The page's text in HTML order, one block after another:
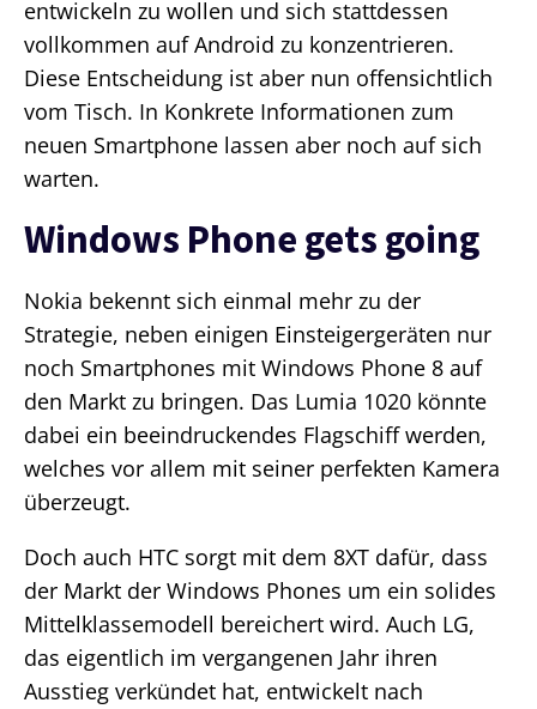
entwickeln zu wollen und sich stattdessen
vollkommen auf Android zu konzentrieren.
Diese Entscheidung ist aber nun offensichtlich
vom Tisch. In Konkrete Informationen zum
neuen Smartphone lassen aber noch auf sich
warten.
Windows Phone gets going
Nokia bekennt sich einmal mehr zu der
Strategie, neben einigen Einsteigergeräten nur
noch Smartphones mit Windows Phone 8 auf
den Markt zu bringen. Das Lumia 1020 könnte
dabei ein beeindruckendes Flagschiff werden,
welches vor allem mit seiner perfekten Kamera
überzeugt.
Doch auch HTC sorgt mit dem 8XT dafür, dass
der Markt der Windows Phones um ein solides
Mittelklassemodell bereichert wird. Auch LG,
das eigentlich im vergangenen Jahr ihren
Ausstieg verkündet hat, entwickelt nach